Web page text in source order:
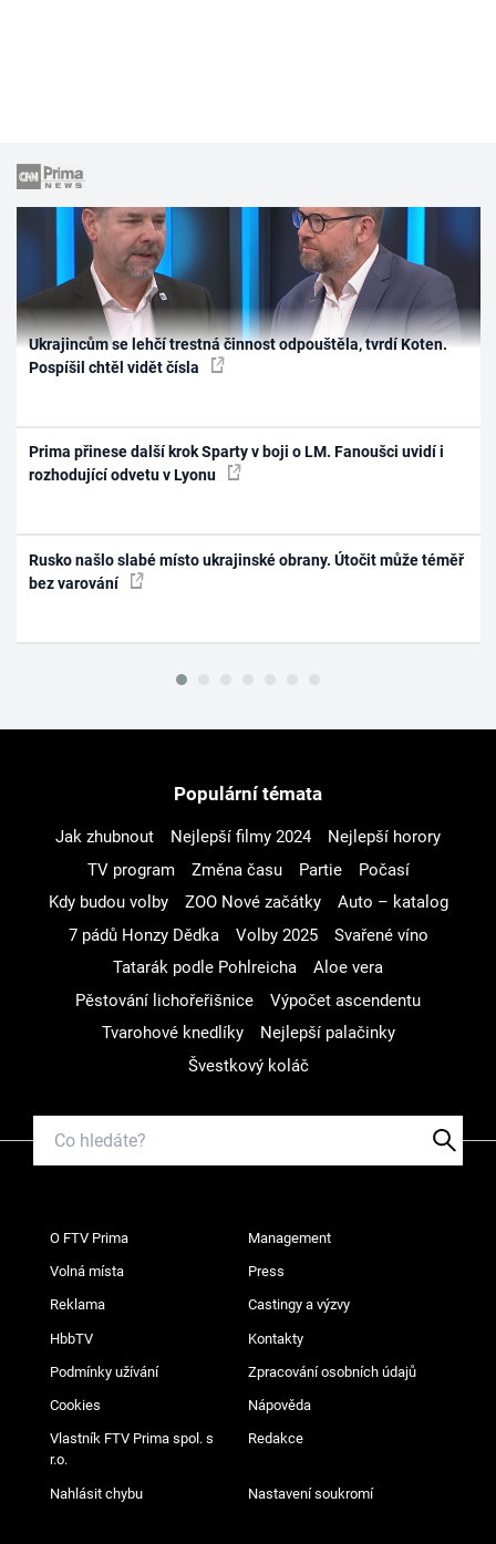
Ukrajincům se lehčí trestná činnost odpouštěla, tvrdí Koten.
Pospíšil chtěl vidět čísla
Prima přinese další krok Sparty v boji o LM. Fanoušci uvidí i
rozhodující odvetu v Lyonu
Rusko našlo slabé místo ukrajinské obrany. Útočit může téměř
bez varování
Populární témata
Jak zhubnout Nejlepší filmy 2024
Nejlepší horory
TV program
Změna času Partie
Počasí
Kdy budou volby
ZOO Nové začátky
Auto – katalog
7 pádů Honzy Dědka
Volby 2025
Svařené víno
Tatarák podle Pohlreicha
Aloe vera
Pěstování lichořeřišnice
Výpočet ascendentu
Tvarohové knedlíky
Nejlepší palačinky
Švestkový koláč
O FTV Prima Management
Volná místa Press
Reklama Castingy a výzvy
HbbTV Kontakty
Podmínky užívání Zpracování osobních údajů
Cookies Nápověda
Vlastník FTV Prima spol. s
r.o.
Redakce
Nahlásit chybu Nastavení soukromí